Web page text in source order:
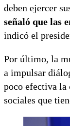
deben ejercer
señaló que las
indicó el
Por último, la
a impulsar
poco efectiva la
sociales que